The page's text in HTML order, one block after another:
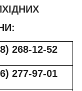
268-12-52
277-97-01